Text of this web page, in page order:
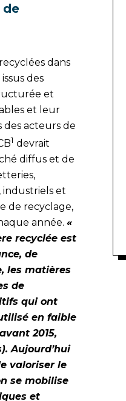
de
dans
des
et
et leur
acteurs de
1 devrait
diffus et de
industriels et
de recyclage,
année. «
recyclée est
de
les matières
de
qui ont
en faible
2015,
Aujourd’hui
valoriser le
se mobilise
et